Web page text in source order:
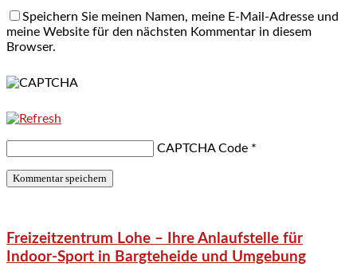
Speichern Sie meinen Namen, meine E-Mail-Adresse und
meine Website für den nächsten Kommentar in diesem
Browser.
CAPTCHA Code *
Freizeitzentrum Lohe – Ihre Anlaufstelle für
Indoor-Sport in Bargteheide und Umgebung